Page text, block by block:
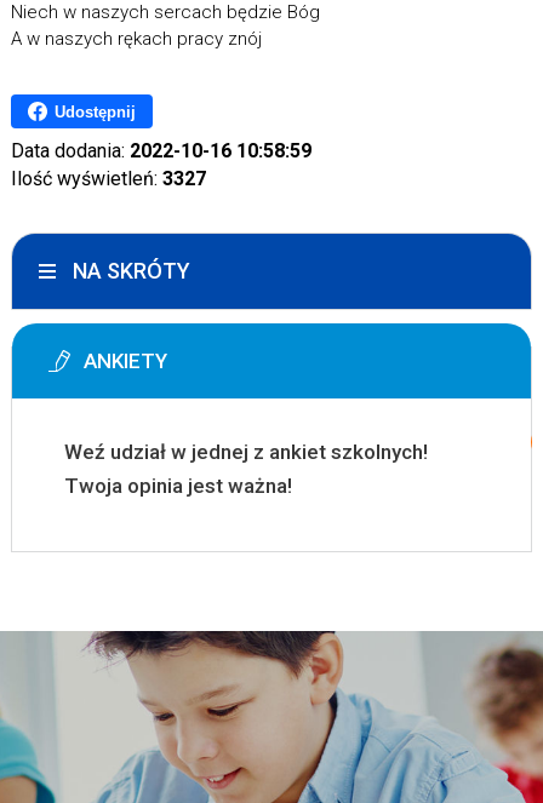
Niech w naszych sercach będzie Bóg
A w naszych rękach pracy znój
Udostępnij
Data dodania: 2022-10-16 10:58:59
Ilość wyświetleń: 3327
NA SKRÓTY
ANKIETY
Weź udział w jednej z ankiet szkolnych!
Twoja opinia jest ważna!